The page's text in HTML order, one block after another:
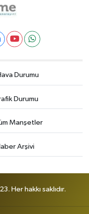
Durumu
Durumu
Manşetler
Arşivi
Her hakkı saklıdır.